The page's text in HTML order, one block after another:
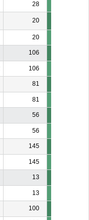
28
20
20
106
106
81
81
56
56
145
145
13
13
100